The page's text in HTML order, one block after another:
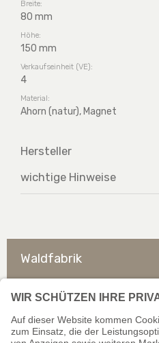
Breite:
80 mm
Höhe:
150 mm
Verkaufseinheit (VE):
4
Material:
Ahorn (natur), Magnet
Hersteller
wichtige Hinweise
Waldfabrik
So erreichen Sie uns
Rechtliches